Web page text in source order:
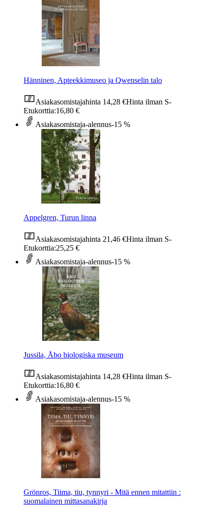
Hänninen, Apteekkimuseo ja Qwenselin talo
Asiakasomistajahinta 14,28 €Hinta ilman S-
Etukorttia:16,80 €
Asiakasomistaja-alennus-15 %
Appelgren, Turun linna
Asiakasomistajahinta 21,46 €Hinta ilman S-
Etukorttia:25,25 €
Asiakasomistaja-alennus-15 %
Jussila, Åbo biologiska museum
Asiakasomistajahinta 14,28 €Hinta ilman S-
Etukorttia:16,80 €
Asiakasomistaja-alennus-15 %
Grönros, Tiima, tiu, tynnyri - Mitä ennen mitattiin :
suomalainen mittasanakirja